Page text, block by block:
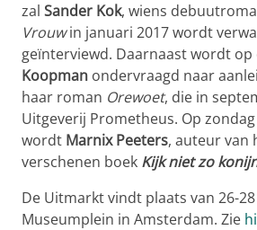
zal Sander Kok, wiens
Vrouwin januari 2017 wordt
geïnterviewd. Daarnaast wordt op
Koopman ondervraagd naar
haar roman Orewoet, die in
Uitgeverij Prometheus. Op
wordt Marnix Peeters, auteur van
verschenen boek Kijk niet zo
De Uitmarkt vindt plaats van 26-
Museumplein in Amsterdam. Zie